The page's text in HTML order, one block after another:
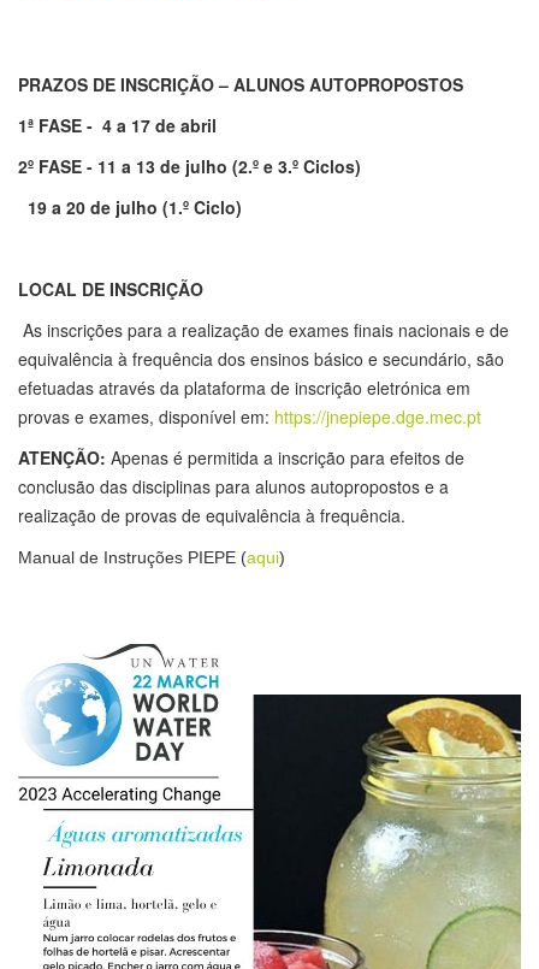
PRAZOS DE INSCRIÇÃO – ALUNOS AUTOPROPOSTOS
1ª FASE - 4 a 17 de abril
2º FASE - 11 a 13 de julho (2.º e 3.º Ciclos)
19 a 20 de julho (1.º Ciclo)
LOCAL DE INSCRIÇÃO
As inscrições para a realização de exames finais nacionais e de
equivalência à frequência dos ensinos básico e secundário, são
efetuadas através da plataforma de inscrição eletrónica em
provas e exames, disponível em: https://jnepiepe.dge.mec.pt
ATENÇÃO: Apenas é permitida a inscrição para efeitos de
conclusão das disciplinas para alunos autopropostos e a
realização de provas de equivalência à frequência.
Manual de Instruções PIEPE (aqui)